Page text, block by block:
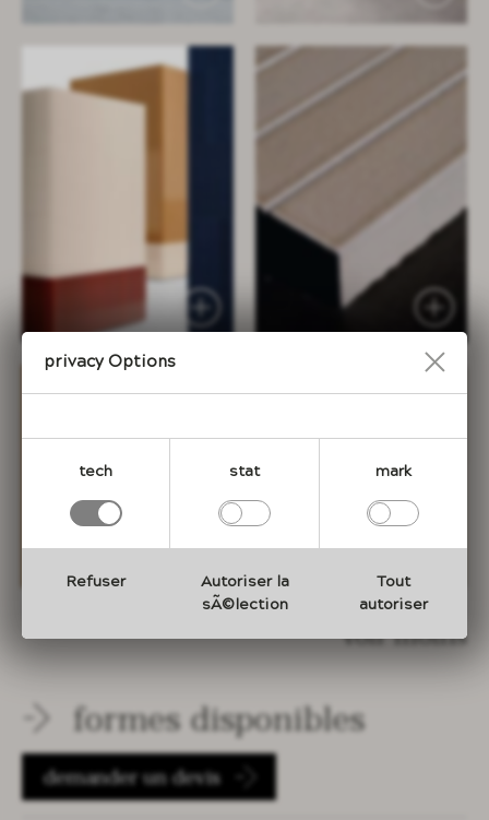
voir moins
formes disponibles
demander un devis
Privacy Options
tech stat mark
Refuser
Autoriser la
sÃ©lection
Tout
autoriser